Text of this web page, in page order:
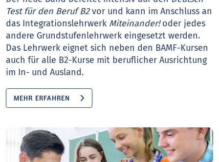
Test für den Beruf B2vor und kann im Anschluss an
das Integrationslehrwerk Miteinander!oder jedes
andere Grundstufenlehrwerk eingesetzt werden.
Das Lehrwerk eignet sich neben den BAMF-Kursen
auch für alle B2-Kurse mit beruflicher Ausrichtung
im In- und Ausland.
MEHR ERFAHREN